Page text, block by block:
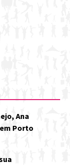
Ana
Porto